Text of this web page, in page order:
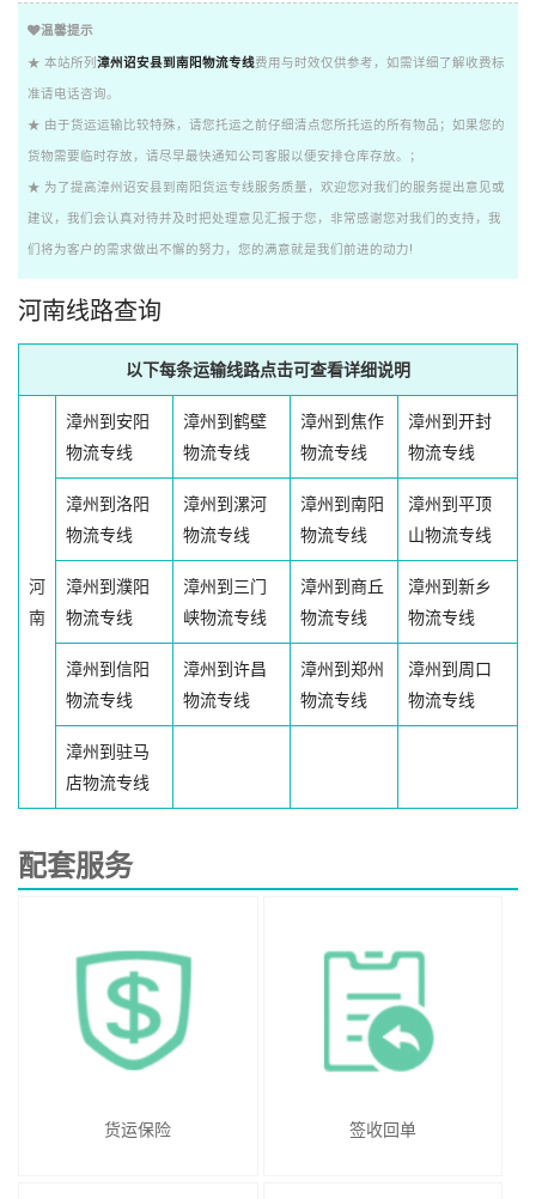
温馨提示
★ 本站所列 漳州诏安县到南阳物流专线费用与时效仅供参考，如需详细了解收费标
准请电话咨询。
★ 由于货运运输比较特殊，请您托运之前仔细清点您所托运的所有物品；如果您的
货物需要临时存放，请尽早最快通知公司客服以便安排仓库存放。；
★ 为了提高漳州诏安县到南阳货运专线服务质量，欢迎您对我们的服务提出意见或
建议，我们会认真对待并及时把处理意见汇报于您，非常感谢您对我们的支持，我
们将为客户的需求做出不懈的努力，您的满意就是我们前进的动力!
河南线路查询
以下每条运输线路点击可查看详细说明
河
南
漳州到安阳
物流专线
漳州到鹤壁
物流专线
漳州到焦作
物流专线
漳州到开封
物流专线
漳州到洛阳
物流专线
漳州到漯河
物流专线
漳州到南阳
物流专线
漳州到平顶
山物流专线
漳州到濮阳
物流专线
漳州到三门
峡物流专线
漳州到商丘
物流专线
漳州到新乡
物流专线
漳州到信阳
物流专线
漳州到许昌
物流专线
漳州到郑州
物流专线
漳州到周口
物流专线
漳州到驻马
店物流专线
配套服务
货运保险 签收回单